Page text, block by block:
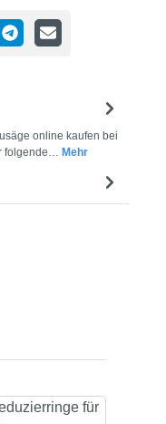
online kaufen bei
folgende… Mehr